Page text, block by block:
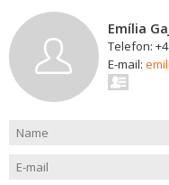
Emília
Telefon:
E-mail: